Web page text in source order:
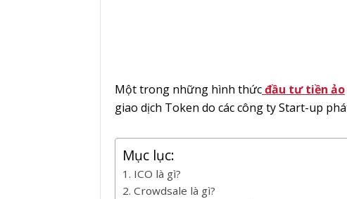
Một trong những hình thứcđầu tư tiền ảo
giao dịch Token do các công ty Start-up
Mục lục:
1. ICO là gì?
2. Crowdsale là gì?